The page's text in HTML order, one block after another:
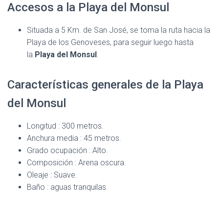
Accesos a la Playa del Monsul
Situada a 5 Km. de San José, se toma la ruta hacia la
Playa de los Genoveses, para seguir luego hasta
la Playa del Monsul.
Características generales de la Playa
del Monsul
Longitud : 300 metros.
Anchura media : 45 metros.
Grado ocupación : Alto.
Composición : Arena oscura.
Oleaje : Suave.
Baño : aguas tranquilas.